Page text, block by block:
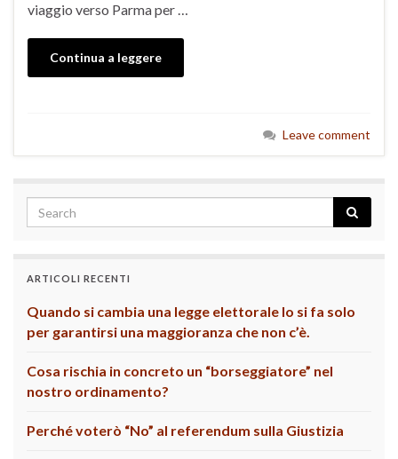
viaggio verso Parma per …
Continua a leggere
Leave comment
ARTICOLI RECENTI
Quando si cambia una legge elettorale lo si fa solo
per garantirsi una maggioranza che non c’è.
Cosa rischia in concreto un “borseggiatore” nel
nostro ordinamento?
Perché voterò “No” al referendum sulla Giustizia